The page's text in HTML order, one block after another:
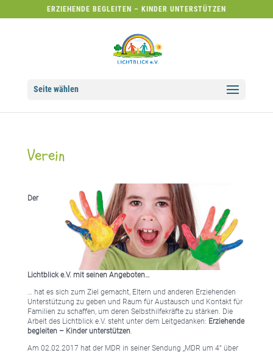
ERZIEHENDE BEGLEITEN – KINDER UNTERSTÜTZEN
Seite wählen
Verein
Der
Lichtblick e.V. mit seinen Angeboten…
… hat es sich zum Ziel gemacht, Eltern und anderen Erziehenden
Unterstützung zu geben und Raum für Austausch und Kontakt für
Familien zu schaffen, um deren Selbsthilfekräfte zu stärken. Die
Arbeit des Lichtblick e.V. steht unter dem Leitgedanken: Erziehende
begleiten – Kinder unterstützen.
Am 02.02.2017 hat der MDR in seiner Sendung „MDR um 4“ über